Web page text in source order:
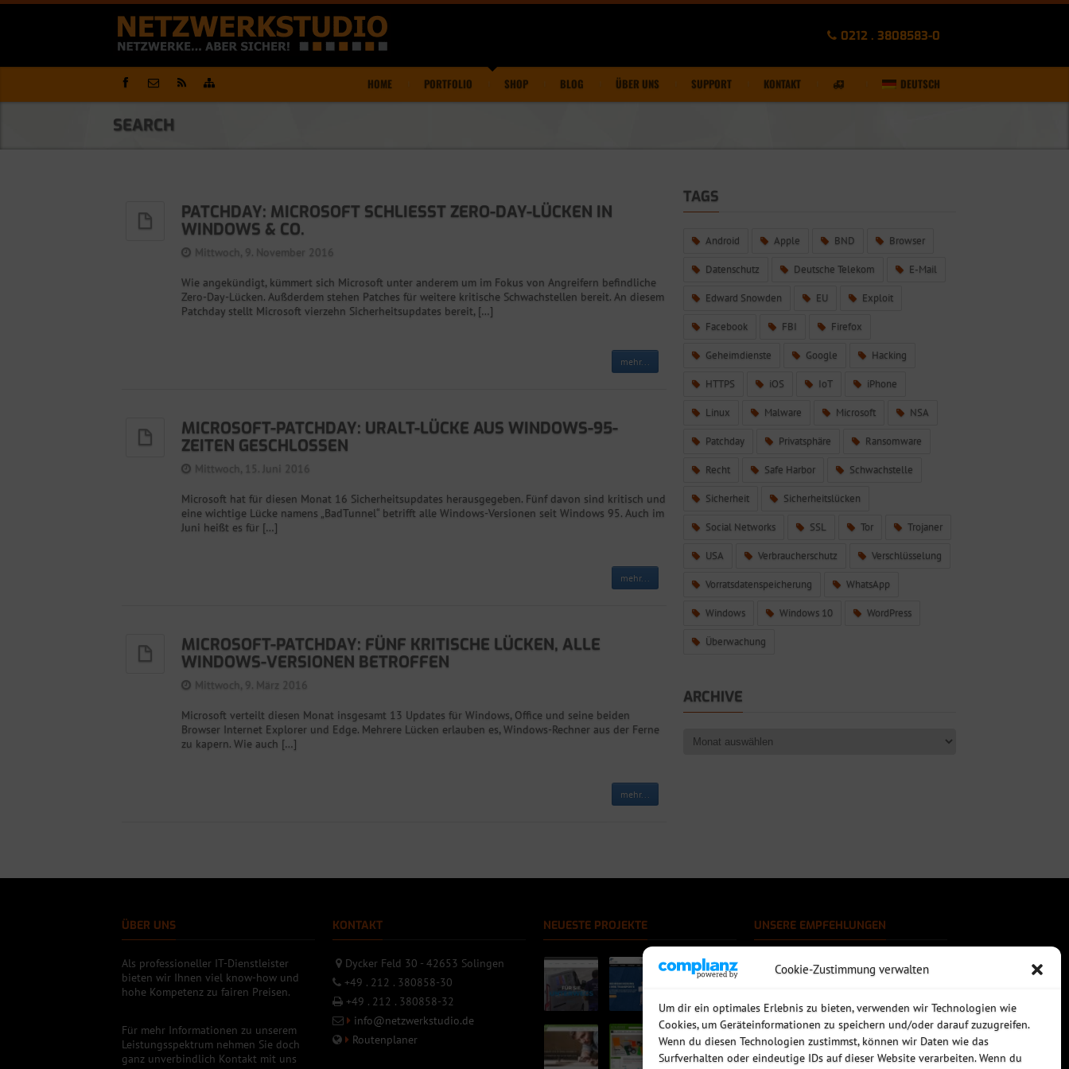
Cookie-Zustimmung verwalten
Um dir ein optimales Erlebnis zu bieten, verwenden wir Technologien wie
Cookies, um Geräteinformationen zu speichern und/oder darauf zuzugreifen.
Wenn du diesen Technologien zustimmst, können wir Daten wie das
Surfverhalten oder eindeutige IDs auf dieser Website verarbeiten. Wenn du
0212 . 3808583-0
HOME PORTFOLIO SHOP BLOG ÜBER UNS SUPPORT KONTAKT DEUTSCH
SEARCH
PATCHDAY: MICROSOFT SCHLIESST ZERO-DAY-LÜCKEN IN W
INDOWS & CO.
Mittwoch, 9. November 2016
Wie angekündigt, kümmert sich Microsoft unter anderem um im Fokus von Angreifern befindliche
Zero-Day-Lücken. Außderdem stehen Patches für weitere kritische Schwachstellen bereit. An diesem
Patchday stellt Microsoft vierzehn Sicherheitsupdates bereit, […]
mehr...
MICROSOFT-PATCHDAY: URALT-LÜCKE AUS WINDOWS-95-
ZEITEN GESCHLOSSEN
Mittwoch, 15. Juni 2016
Microsoft hat für diesen Monat 16 Sicherheitsupdates herausgegeben. Fünf davon sind kritisch und
eine wichtige Lücke namens „BadTunnel“ betrifft alle Windows-Versionen seit Windows 95. Auch im
Juni heißt es für […]
mehr...
MICROSOFT-PATCHDAY: FÜNF KRITISCHE LÜCKEN, ALLE
WINDOWS-VERSIONEN BETROFFEN
Mittwoch, 9. März 2016
Microsoft verteilt diesen Monat insgesamt 13 Updates für Windows, Office und seine beiden
Browser Internet Explorer und Edge. Mehrere Lücken erlauben es, Windows-Rechner aus der Ferne
zu kapern. Wie auch […]
mehr...
TAGS
Android Apple BND Browser
Datenschutz Deutsche Telekom E-Mail
Edward Snowden EU Exploit
Facebook FBI Firefox
Geheimdienste Google Hacking
HTTPS iOS IoT iPhone
Linux Malware Microsoft NSA
Patchday Privatsphäre Ransomware
Recht Safe Harbor Schwachstelle
Sicherheit Sicherheitslücken
Social Networks SSL Tor Trojaner
USA Verbraucherschutz Verschlüsselung
Vorratsdatenspeicherung WhatsApp
Windows Windows 10 WordPress
Überwachung
ARCHIVE
ÜBER UNS
Als professioneller IT-Dienstleister
bieten wir Ihnen viel know-how und
hohe Kompetenz zu fairen Preisen.
Für mehr Informationen zu unserem
Leistungsspektrum nehmen Sie doch
ganz unverbindlich Kontakt mit uns
KONTAKT
Dycker Feld 30 - 42653 Solingen
+49 . 212 . 380858-30
+49 . 212 . 380858-32
info@netzwerkstudio.de
Routenplaner
NEUESTE PROJEKTE UNSERE EMPFEHLUNGEN
Rechtssichere Email-Archivierung
MDaemon Mail- & Groupwareserver
Sophos UTM - Mehr als eine Firewall